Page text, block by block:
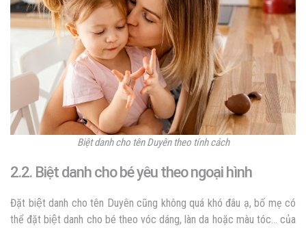
Biệt danh cho tên Duyên theo tính cách
2.2. Biệt danh cho bé yêu theo ngoại hình
Đặt biệt danh cho tên Duyên cũng không quá khó đâu ạ, bố mẹ có
thể đặt biệt danh cho bé theo vóc dáng, làn da hoặc màu tóc… của